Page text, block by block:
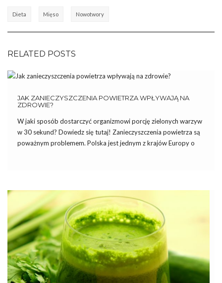
Dieta Mięso Nowotwory
RELATED POSTS
JAK ZANIECZYSZCZENIA POWIETRZA WPŁYWAJĄ NA
ZDROWIE?
W jaki sposób dostarczyć organizmowi porcję zielonych warzyw
w 30 sekund? Dowiedz się tutaj! Zanieczyszczenia powietrza są
poważnym problemem. Polska jest jednym z krajów Europy o